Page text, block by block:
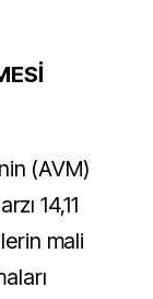
(AVM)
14,11
mali